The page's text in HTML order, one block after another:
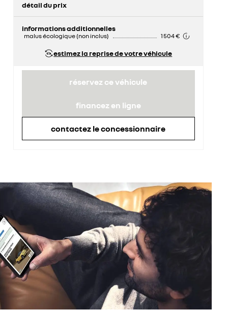
détail du prix
informations additionnelles
malus écologique (non inclus) 1 504 €
estimez la reprise de votre véhicule
réservez ce véhicule
financez en ligne
contactez le concessionnaire